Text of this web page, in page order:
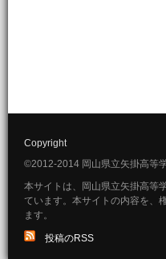
Copyright
©2012-2014 岡山県立矢掛高等
本サイトは、岡山県立矢掛高等
ています。本サイトの内容を、
ます。
投稿のRSS